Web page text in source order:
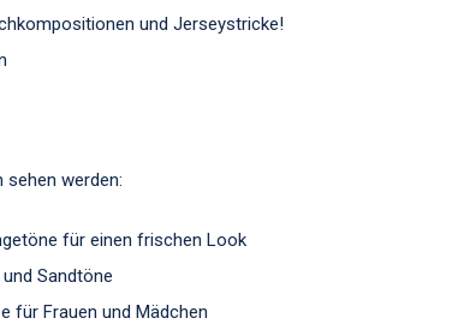
und Jerseystricke!
sehen werden:
für einen frischen Look
Sandtöne
für Frauen und Mädchen